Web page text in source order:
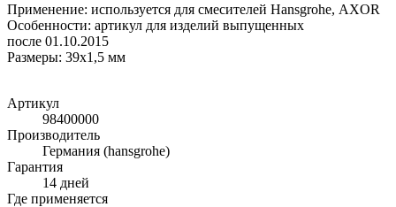
Применение: используется для смесителей Hansgrohe, AXOR
Особенности: артикул для изделий выпущенных
после 01.10.2015
Размеры: 39x1,5 мм
Артикул
98400000
Производитель
Германия (hansgrohe)
Гарантия
14 дней
Где применяется